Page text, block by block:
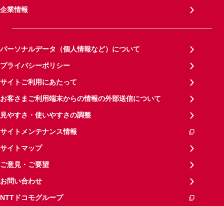
企業情報
パーソナルデータ（個人情報など）について
プライバシーポリシー
サイトご利用にあたって
お客さまご利用端末からの情報の外部送信について
見やすさ・使いやすさの調整
サイトメンテナンス情報
サイトマップ
ご意見・ご要望
お問い合わせ
NTTドコモグループ